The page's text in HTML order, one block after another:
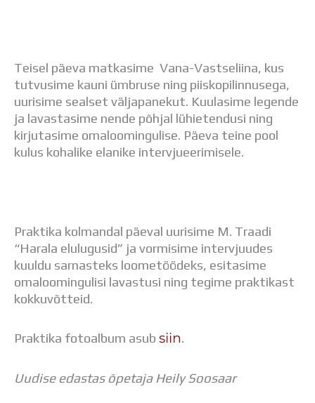
Teisel päeva matkasime Vana-Vastseliina, kus
tutvusime kauni ümbruse ning piiskopilinnusega,
uurisime sealset väljapanekut. Kuulasime legende
ja lavastasime nende põhjal lühietendusi ning
kirjutasime omaloomingulise. Päeva teine pool
kulus kohalike elanike intervjueerimisele.
Praktika kolmandal päeval uurisime M. Traadi
“Harala elulugusid” ja vormisime intervjuudes
kuuldu sarnasteks loometöödeks, esitasime
omaloomingulisi lavastusi ning tegime praktikast
kokkuvõtteid.
Praktika fotoalbum asub siin.
Uudise edastas õpetaja Heily Soosaar